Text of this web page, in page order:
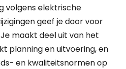
volgens elektrische
geef je door voor
maakt deel uit van het
planning en uitvoering, en
en kwaliteitsnormen op